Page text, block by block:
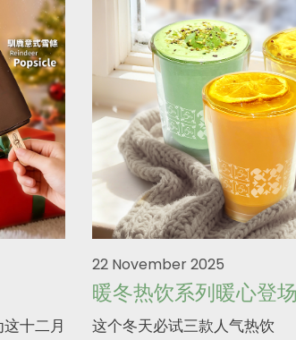
十二月
22 November 2025
暖冬热饮系列暖心登场
这个冬天必试三款人气热饮